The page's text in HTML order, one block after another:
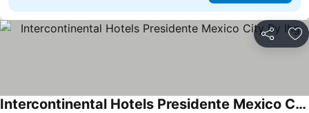
Compartir
Intercontinental Hotels Presidente Mexico City By Ihg